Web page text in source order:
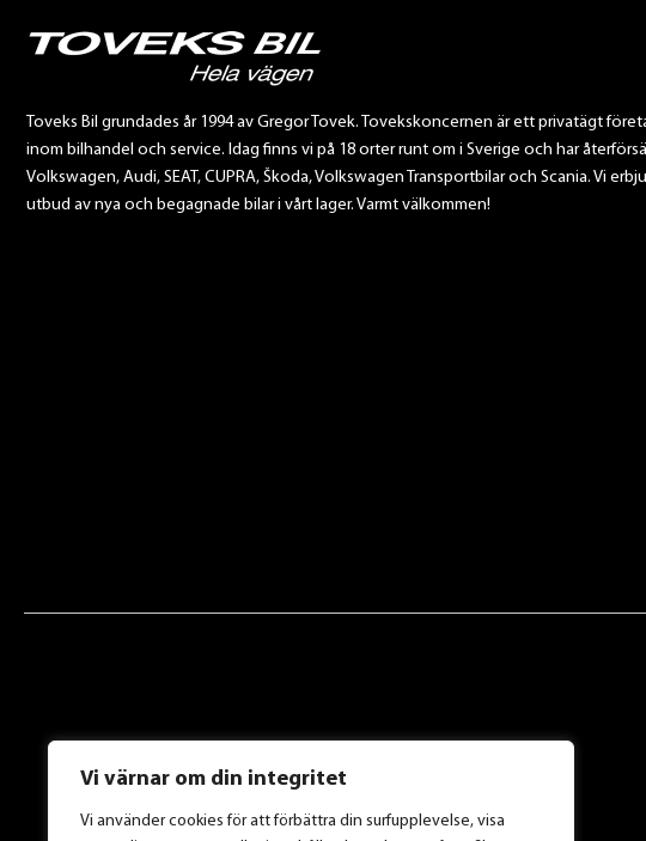
Vi värnar om din integritet
Vi använder cookies för att förbättra din surfupplevelse, visa
Toveks Bil grundades år 1994 av Gregor Tovek. Tovekskoncernen är ett privatägt
inom bilhandel och service. Idag finns vi på 18 orter runt om i Sverige och har
Volkswagen, Audi, SEAT, CUPRA, Škoda, Volkswagen Transportbilar och Scania. Vi
utbud av nya och begagnade bilar i vårt lager. Varmt välkommen!